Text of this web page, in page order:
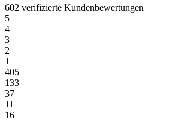
602 verifizierte Kundenbewertungen
5
4
3
2
1
405
133
37
11
16